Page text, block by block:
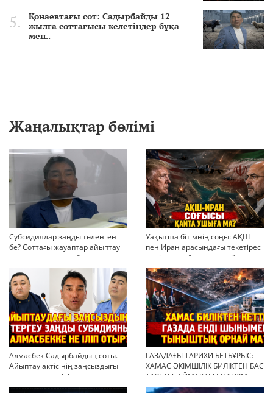
Қонаевтағы сот: Садырбайды 12
жылға соттағысы келетіндер бұқа
мен..
Жаңалықтар бөлімі
Субсидиялар заңды төленген
бе? Соттағы жауаптар айыптау
тұжырымдарын қайта қарауға
негіз бола ала ма?
Уақытша бітімнің соңы: АҚШ
пен Иран арасындағы текетірес
неліктен қайта ушықты?
Алмасбек Садырбайдың соты.
Айыптау актісінің заңсыздығы
мен қолдан өсірілген
миллиондар
ГАЗАДАҒЫ ТАРИХИ БЕТБҰРЫС:
ХАМАС ӘКІМШІЛІК БИЛІКТЕН БАС
ТАРТТЫ. АЙМАҚТЫ ЕНДІ КІМ
БАСҚАРАДЫ?